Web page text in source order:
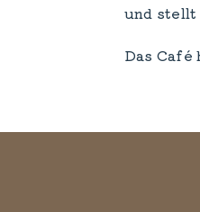
und stellt
Das Café